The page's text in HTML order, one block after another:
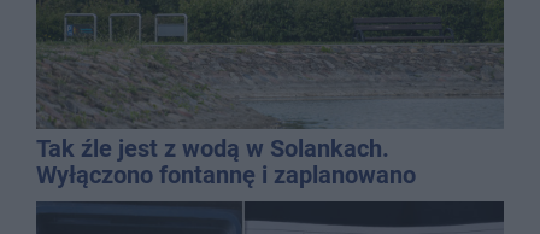
Tak źle jest z wodą w Solankach.
Wyłączono fontannę i zaplanowano
dolewkę